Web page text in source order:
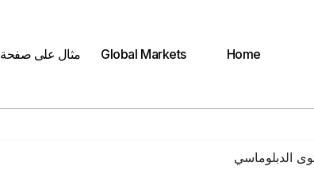
Home
Global Markets مثال على صفحة
الدبلوماسي